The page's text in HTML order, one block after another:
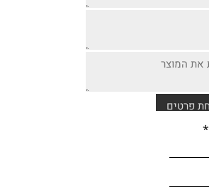
82 * 50 *